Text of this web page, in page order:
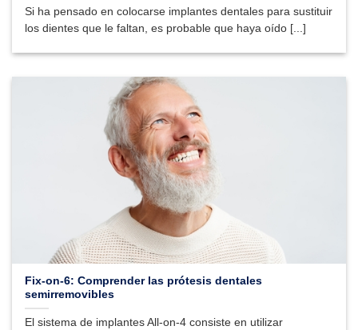
Si ha pensado en colocarse implantes dentales para sustituir
los dientes que le faltan, es probable que haya oído [...]
Fix-on-6: Comprender las prótesis dentales
semirremovibles
El sistema de implantes All-on-4 consiste en utilizar